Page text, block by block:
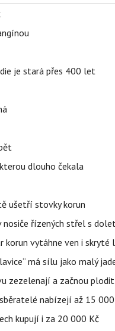
je stará přes 400 let
dlouho čekala
ušetří stovky korun
nosiče řízených střel s
korun vytáhne ven i skryté
má sílu jako malý
zezelenají a začnou plodit
nabízejí až 15
kupují i za 20 000 Kč